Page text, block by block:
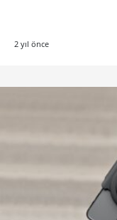
2 yıl önce